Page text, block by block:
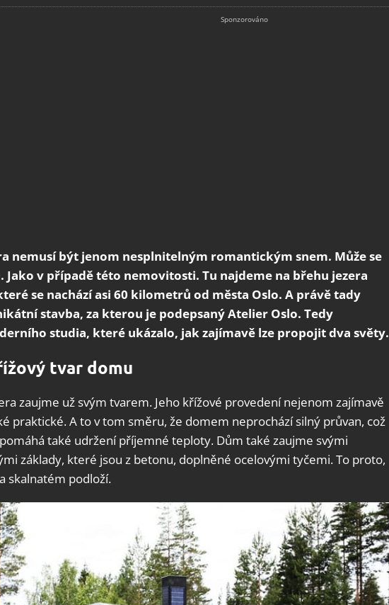
nemusí být jenom nesplnitelným romantickým snem. Může se
Jako v případě této nemovitosti. Tu najdeme na břehu jezera
se nachází asi 60 kilometrů od města Oslo. A právě tady
stavba, za kterou je podepsaný Atelier Oslo. Tedy
studia, které ukázalo, jak zajímavě lze propojit dva světy.
tvar domu
zaujme už svým tvarem. Jeho křížové provedení nejenom zajímavě
praktické. A to v tom směru, že domem neprochází silný průvan, což
také udržení příjemné teploty. Dům také zaujme svými
základy, které jsou z betonu, doplněné ocelovými tyčemi. To proto,
skalnatém podloží.